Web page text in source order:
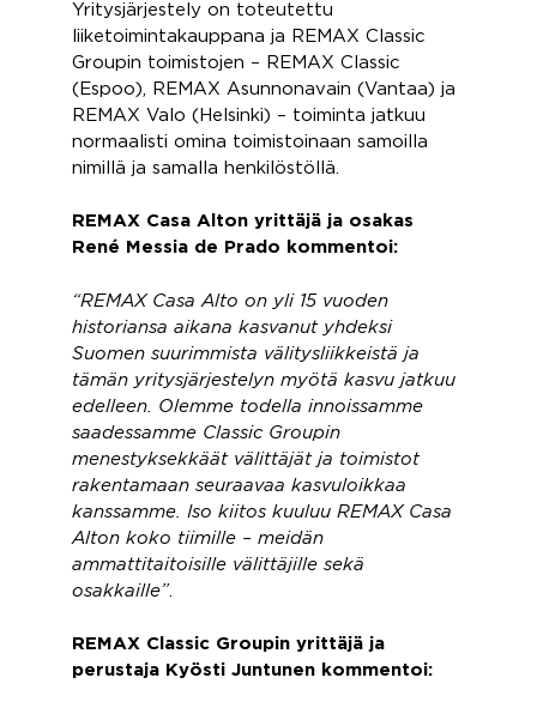
Yritysjärjestely on toteutettu
liiketoimintakauppana ja REMAX Classic
Groupin toimistojen – REMAX Classic
(Espoo), REMAX Asunnonavain (Vantaa) ja
REMAX Valo (Helsinki) – toiminta jatkuu
normaalisti omina toimistoinaan samoilla
nimillä ja samalla henkilöstöllä.
REMAX Casa Alton yrittäjä ja osakas
René Messia de Prado kommentoi:
“REMAX Casa Alto on yli 15 vuoden
historiansa aikana kasvanut yhdeksi
Suomen suurimmista välitysliikkeistä ja
tämän yritysjärjestelyn myötä kasvu jatkuu
edelleen. Olemme todella innoissamme
saadessamme Classic Groupin
menestyksekkäät välittäjät ja toimistot
rakentamaan seuraavaa kasvuloikkaa
kanssamme. Iso kiitos kuuluu REMAX Casa
Alton koko tiimille – meidän
ammattitaitoisille välittäjille sekä
osakkaille”
REMAX Classic Groupin yrittäjä ja
perustaja Kyösti Juntunen kommentoi: